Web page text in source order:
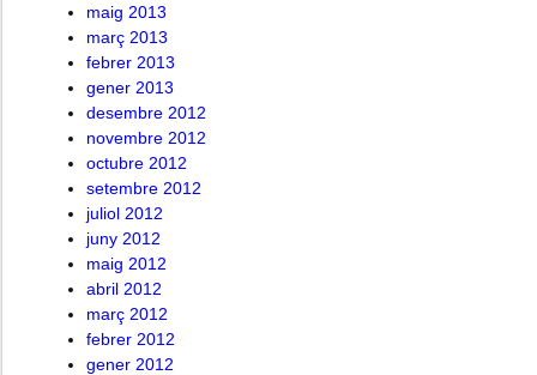
maig 2013
març 2013
febrer 2013
gener 2013
desembre 2012
novembre 2012
octubre 2012
setembre 2012
juliol 2012
juny 2012
maig 2012
abril 2012
març 2012
febrer 2012
gener 2012